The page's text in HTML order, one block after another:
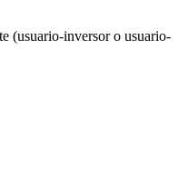
(usuario-inversor o usuario-